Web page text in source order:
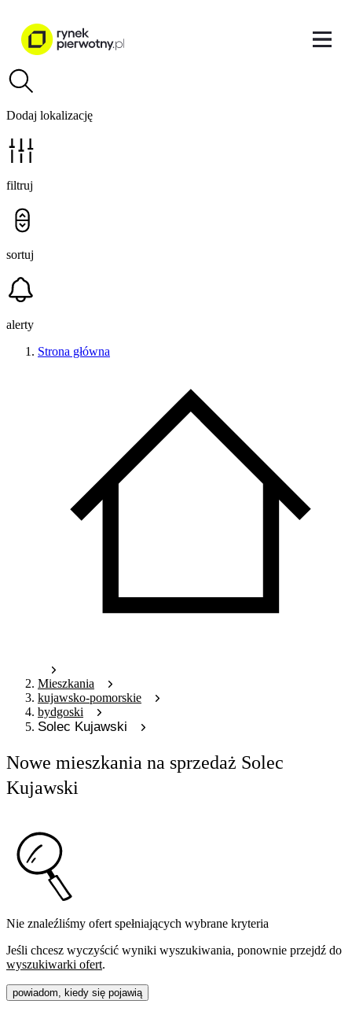
Dodaj lokalizację
filtruj
sortuj
alerty
Strona główna
Mieszkania
kujawsko-pomorskie
bydgoski
Solec Kujawski
Nowe mieszkania na sprzedaż Solec
Kujawski
Nie znaleźliśmy ofert spełniających wybrane kryteria
Jeśli chcesz wyczyścić wyniki wyszukiwania, ponownie przejdź do
wyszukiwarki ofert.
powiadom, kiedy się pojawią